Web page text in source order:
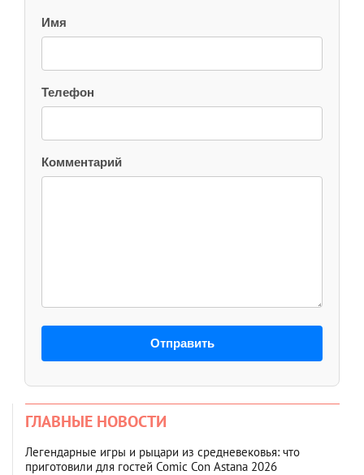
Имя
Телефон
Комментарий
Отправить
ГЛАВНЫЕ НОВОСТИ
Легендарные игры и рыцари из средневековья: что
приготовили для гостей Comic Con Astana 2026